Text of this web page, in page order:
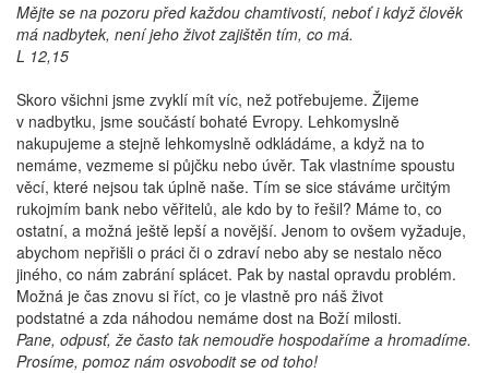
Mějte se na pozoru před každou chamtivostí, neboť i když člověk
má nadbytek, není jeho život zajištěn tím, co má.
L 12,15
Skoro všichni jsme zvyklí mít víc, než potřebujeme. Žijeme
v nadbytku, jsme součástí bohaté Evropy. Lehkomyslně
nakupujeme a stejně lehkomyslně odkládáme, a když na to
nemáme, vezmeme si půjčku nebo úvěr. Tak vlastníme spoustu
věcí, které nejsou tak úplně naše. Tím se sice stáváme určitým
rukojmím bank nebo věřitelů, ale kdo by to řešil? Máme to, co
ostatní, a možná ještě lepší a novější. Jenom to ovšem vyžaduje,
abychom nepřišli o práci či o zdraví nebo aby se nestalo něco
jiného, co nám zabrání splácet. Pak by nastal opravdu problém.
Možná je čas znovu si říct, co je vlastně pro náš život
podstatné a zda náhodou nemáme dost na Boží milosti.
Pane, odpusť, že často tak nemoudře hospodaříme a hromadíme.
Prosíme, pomoz nám osvobodit se od toho!